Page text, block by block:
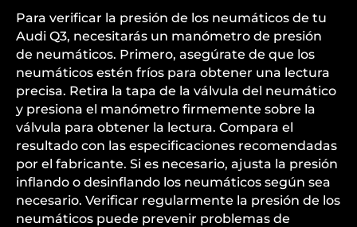
Para verificar la presión de los neumáticos de tu
Audi Q3, necesitarás un manómetro de presión
de neumáticos. Primero, asegúrate de que los
neumáticos estén fríos para obtener una lectura
precisa. Retira la tapa de la válvula del neumático
y presiona el manómetro firmemente sobre la
válvula para obtener la lectura. Compara el
resultado con las especificaciones recomendadas
por el fabricante. Si es necesario, ajusta la presión
inflando o desinflando los neumáticos según sea
necesario. Verificar regularmente la presión de los
neumáticos puede prevenir problemas de